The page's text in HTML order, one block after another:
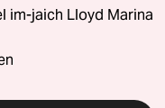
im-jaich Lloyd Marina